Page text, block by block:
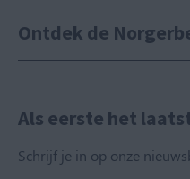
Ontdek de
Als eerste het
Schrijf je in op onze